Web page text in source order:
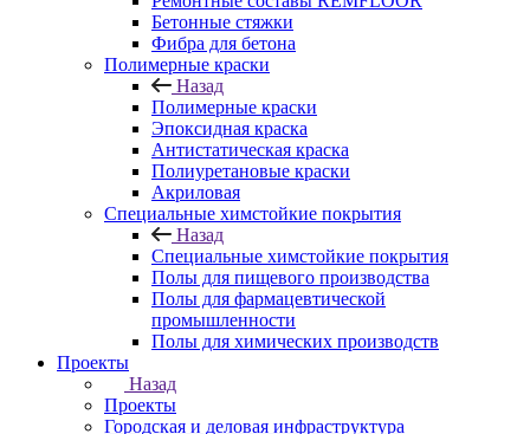
Бетонные стяжки
Фибра для бетона
Полимерные краски
Назад
Полимерные краски
Эпоксидная краска
Антистатическая краска
Полиуретановые краски
Акриловая
Специальные химстойкие покрытия
Назад
Специальные химстойкие покрытия
Полы для пищевого производства
Полы для фармацевтической
промышленности
Полы для химических производств
Проекты
Назад
Проекты
Городская и деловая инфраструктура